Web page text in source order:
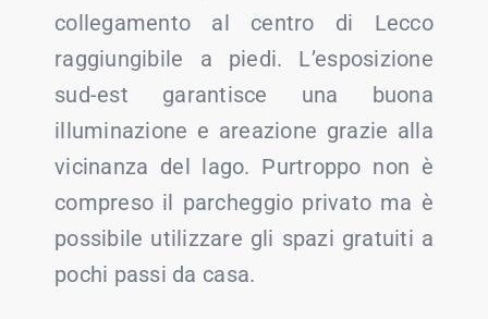
collegamento al centro di Lecco
raggiungibile a piedi. L’esposizione
sud-est garantisce una buona
illuminazione e areazione grazie alla
vicinanza del lago. Purtroppo non è
compreso il parcheggio privato ma è
possibile utilizzare gli spazi gratuiti a
pochi passi da casa.